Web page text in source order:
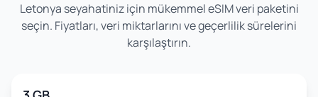
Letonya seyahatiniz için mükemmel eSIM veri paketini
seçin. Fiyatları, veri miktarlarını ve geçerlilik sürelerini
karşılaştırın.